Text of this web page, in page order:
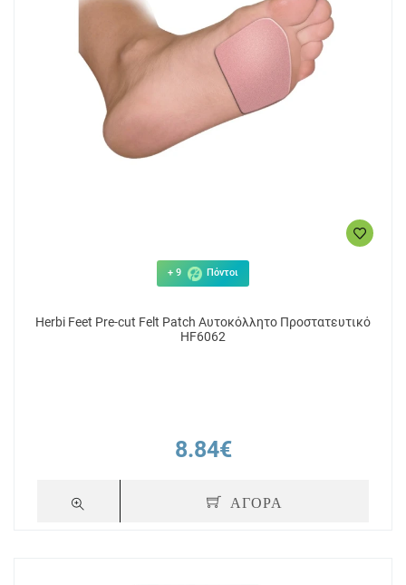
+ 9 Πόντοι
Herbi Feet Pre-cut Felt Patch Αυτοκόλλητο Προστατευτικό
HF6062
8.84€
ΑΓΟΡΑ